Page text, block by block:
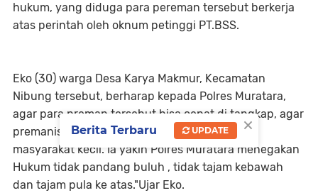
hukum, yang diduga para pereman tersebut berkerja
atas perintah oleh oknum petinggi PT.BSS.
Eko (30) warga Desa Karya Makmur, Kecamatan
Nibung tersebut, berharap kepada Polres Muratara,
agar para preman tersebut bisa cepat di tangkap, agar
premanisme tidak merajalela dan menindas
masyarakat kecil. Ia yakin Polres Muratara menegakan
Hukum tidak pandang buluh , tidak tajam kebawah
dan tajam pula ke atas."Ujar Eko.
×
Berita Terbaru UPDATE